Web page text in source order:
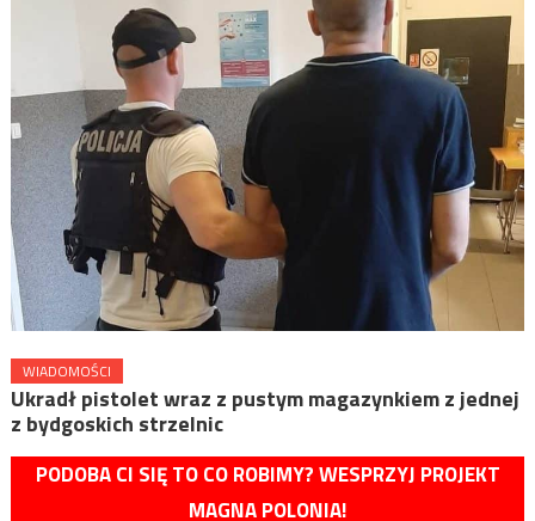
WIADOMOŚCI
Ukradł pistolet wraz z pustym magazynkiem z jednej
z bydgoskich strzelnic
PODOBA CI SIĘ TO CO ROBIMY? WESPRZYJ PROJEKT
MAGNA POLONIA!